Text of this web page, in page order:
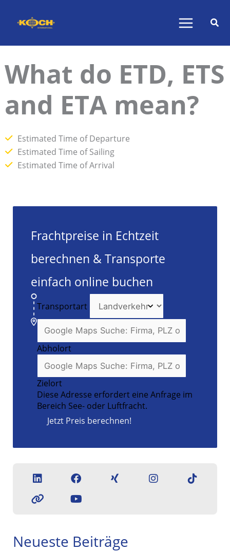
What do ETD, ETS
and ETA mean?
Estimated Time of Departure
Estimated Time of Sailing
Estimated Time of Arrival
Frachtpreise in Echtzeit
berechnen & Transporte
einfach online buchen
Transportart
Abholort
Zielort
Diese Adresse erfordert eine Anfrage im
Bereich See- oder Luftfracht.
Jetzt Preis berechnen!
Neueste Beiträge